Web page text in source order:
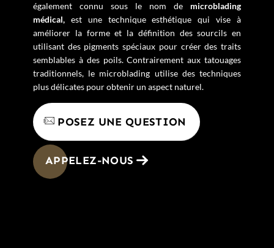
également connu sous le nom de microblading
médical, est une technique esthétique qui vise à
améliorer la forme et la définition des sourcils en
utilisant des pigments spéciaux pour créer des traits
semblables à des poils. Contrairement aux tatouages
traditionnels, le microblading utilise des techniques
plus délicates pour obtenir un aspect naturel.
POSEZ UNE QUESTION
APPELEZ-NOUS